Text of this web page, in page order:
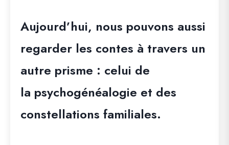
Aujourd’hui, nous pouvons aussi
regarder les contes à travers un
autre prisme : celui de
la psychogénéalogie et des
constellations familiales.